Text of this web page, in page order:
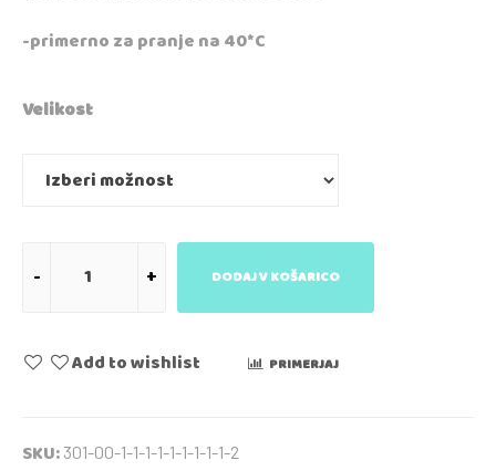
-primerno za pranje na 40*C
Velikost
DODAJ V KOŠARICO
Add to wishlist PRIMERJAJ
SKU:301-00-1-1-1-1-1-1-1-1-1-2